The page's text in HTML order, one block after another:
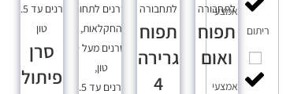
אמצעי
ריתום
אמצעי
לתחבורה
תפוח
ואום
לתחבורה
תפוח
גרירה
4
סרנים לתחום
החקלאות,
סרנים מעל 9
טון,
סרנים עד 3.5
סרנים עד 3.5
טון
סרן
פיתול